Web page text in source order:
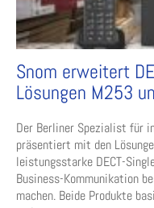
Snom erweitert
Lösungen M253
Der Berliner Spezialist für
präsentiert mit den
leistungsstarke DECT-
Business-Kommunikation
machen. Beide Produkte